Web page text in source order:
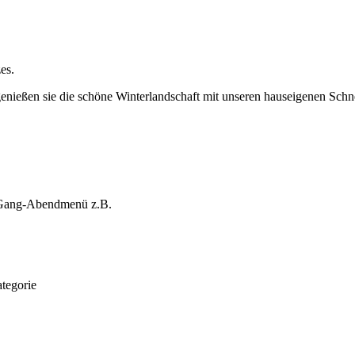
sie die schöne Winterlandschaft mit unseren hauseigenen
Abendmenü z.B.